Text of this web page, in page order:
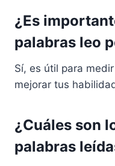
¿Es
palabras leo
Sí, es útil para
mejorar tus
¿Cuáles son
palabras